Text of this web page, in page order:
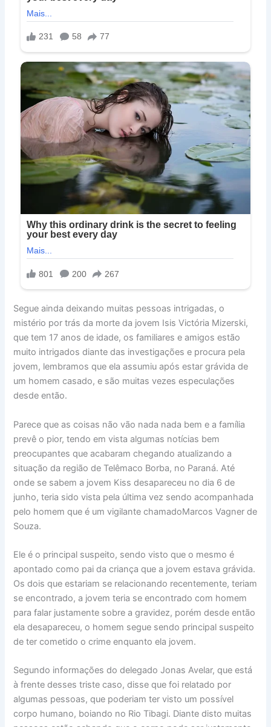
Segue ainda deixando muitas pessoas intrigadas, o
mistério por trás da morte da jovem Isis Victória Mizerski,
que tem 17 anos de idade, os familiares e amigos estão
muito intrigados diante das investigações e procura pela
jovem, lembramos que ela assumiu após estar grávida de
um homem casado, e são muitas vezes especulações
desde então.
Parece que as coisas não vão nada nada bem e a família
prevê o pior, tendo em vista algumas notícias bem
preocupantes que acabaram chegando atualizando a
situação da região de Telêmaco Borba, no Paraná. Até
onde se sabem a jovem Kiss desapareceu no dia 6 de
junho, teria sido vista pela última vez sendo acompanhada
pelo homem que é um vigilante chamadoMarcos Vagner de
Souza.
Ele é o principal suspeito, sendo visto que o mesmo é
apontado como pai da criança que a jovem estava grávida.
Os dois que estariam se relacionando recentemente, teriam
se encontrado, a jovem teria se encontrado com homem
para falar justamente sobre a gravidez, porém desde então
ela desapareceu, o homem segue sendo principal suspeito
de ter cometido o crime enquanto ela jovem.
Segundo informações do delegado Jonas Avelar, que está
à frente desses triste caso, disse que foi relatado por
algumas pessoas, que poderiam ter visto um possível
corpo humano, boiando no Rio Tibagi. Diante disto muitas